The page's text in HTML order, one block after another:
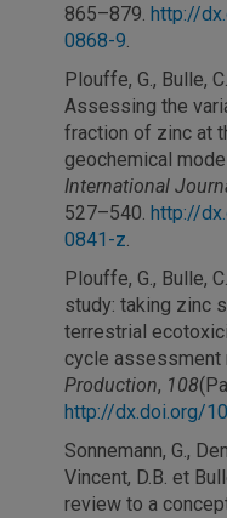
865–879. http://
0868-9.
Plouffe, G., Bulle,
Assessing the
fraction of zinc at
geochemical
International
527–540. http://
0841-z.
Plouffe, G., Bulle,
study: taking zinc
terrestrial
cycle assessment
Production, 108
http://dx.doi.org/
Sonnemann, G.,
Vincent, D.B. et
review to a